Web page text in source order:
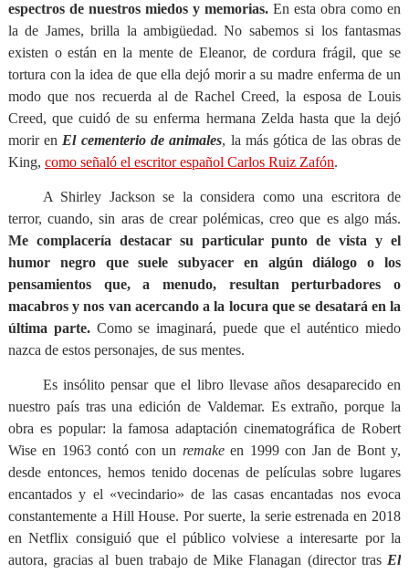
espectros de nuestros miedos y memorias. En esta obra como en
la de James, brilla la ambigüedad. No sabemos si los fantasmas
existen o están en la mente de Eleanor, de cordura frágil, que se
tortura con la idea de que ella dejó morir a su madre enferma de un
modo que nos recuerda al de Rachel Creed, la esposa de Louis
Creed, que cuidó de su enferma hermana Zelda hasta que la dejó
morir en El cementerio de animales, la más gótica de las obras de
King, como señaló el escritor español Carlos Ruiz Zafón.
A Shirley Jackson se la considera como una escritora de
terror, cuando, sin aras de crear polémicas, creo que es algo más.
Me complacería destacar su particular punto de vista y el
humor negro que suele subyacer en algún diálogo o los
pensamientos que, a menudo, resultan perturbadores o
macabros y nos van acercando a la locura que se desatará en la
última parte. Como se imaginará, puede que el auténtico miedo
nazca de estos personajes, de sus mentes.
Es insólito pensar que el libro llevase años desaparecido en
nuestro país tras una edición de Valdemar. Es extraño, porque la
obra es popular: la famosa adaptación cinematográfica de Robert
Wise en 1963 contó con un remakeen 1999 con Jan de Bont y,
desde entonces, hemos tenido docenas de películas sobre lugares
encantados y el «vecindario» de las casas encantadas nos evoca
constantemente a Hill House. Por suerte, la serie estrenada en 2018
en Netflix consiguió que el público volviese a interesarte por la
autora, gracias al buen trabajo de Mike Flanagan (director tras El